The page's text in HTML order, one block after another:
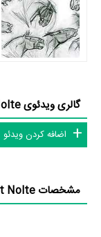
گالری ویدئوی Matt Nolte
اضافه کردن ویدئو
مشخصات Matt Nolte